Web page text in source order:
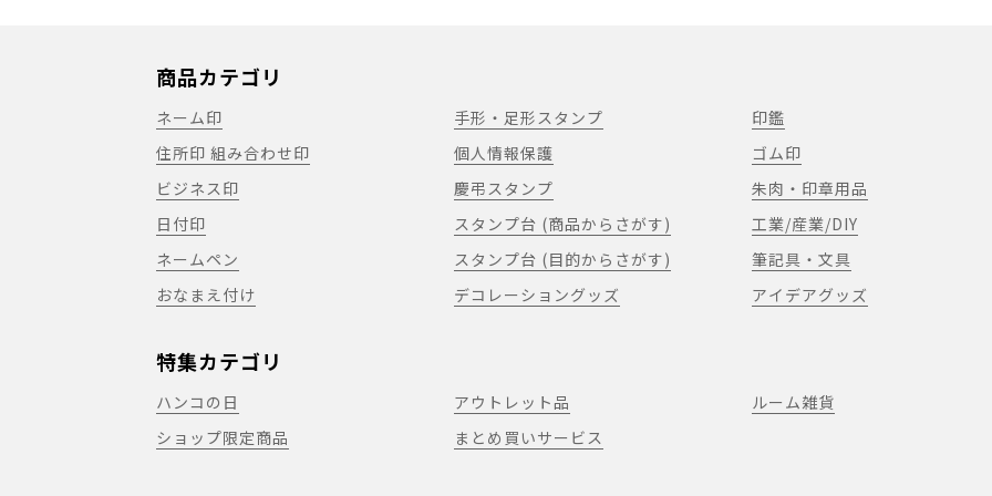
商品カテゴリ
ネーム印
住所印 組み合わせ印
ビジネス印
日付印
ネームペン
おなまえ付け
手形・足形スタンプ
個人情報保護
慶弔スタンプ
スタンプ台 (商品からさがす)
スタンプ台 (目的からさがす)
デコレーショングッズ
印鑑
ゴム印
朱肉・印章用品
工業/産業/DIY
筆記具・文具
アイデアグッズ
特集カテゴリ
ハンコの日
ショップ限定商品
アウトレット品
まとめ買いサービス
ルーム雑貨